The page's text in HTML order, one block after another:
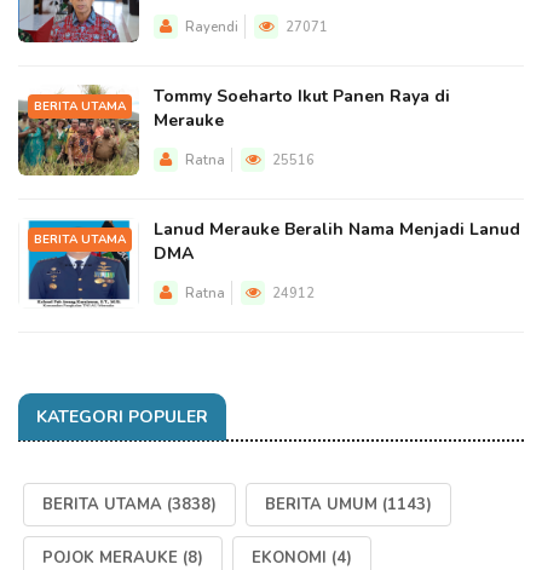
Rayendi 27071
BERITA UTAMA
Tommy Soeharto Ikut Panen Raya di
Merauke
Ratna 25516
BERITA UTAMA
Lanud Merauke Beralih Nama Menjadi Lanud
DMA
Ratna 24912
KATEGORI POPULER
BERITA UTAMA (3838) BERITA UMUM (1143)
POJOK MERAUKE (8) EKONOMI (4)